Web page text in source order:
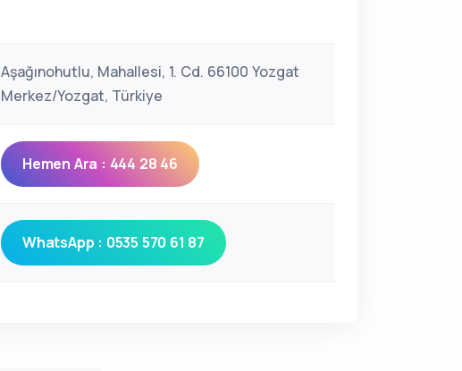
Aşağınohutlu, Mahallesi, 1. Cd. 66100 Yozgat
Merkez/Yozgat, Türkiye
Hemen Ara : 444 28 46
WhatsApp : 0535 570 61 87